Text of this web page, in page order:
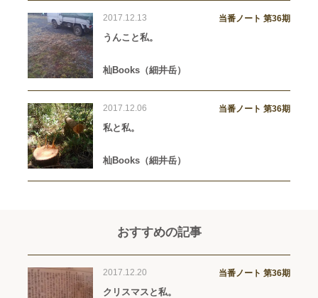
2017.12.13 当番ノート 第36期
うんこと私。
杣Books（細井岳）
2017.12.06 当番ノート 第36期
私と私。
杣Books（細井岳）
おすすめの記事
2017.12.20 当番ノート 第36期
クリスマスと私。